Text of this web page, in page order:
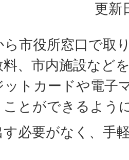
更新
ら市役所窓口で取
料、市内施設など
ットカードや電子
ことができるよう
必要がなく、手